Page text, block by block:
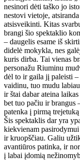
nesinori dėti taško jo
nestovi vietoje,
atsisveikinti. Kitas
brangi šio spektaklio
– daugelis esame iš
didelė mokykla, nes
kuris dirba. Tai vienas
personažu Riuminu
dėl to ir gaila jį paleisti
vaidinu, tuo mudu
ir štai dabar ateina
bet tuo pačiu ir brangus
patenka į pirmą
Šis spektaklis dar yra
kiekvienam
ir kruopščiau. Galiu
avantiūros patinka, ir
į labai įdomią